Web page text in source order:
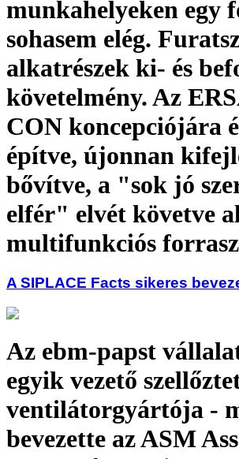
munkahelyeken egy
sohasem elég.
alkatrészek ki- és
követelmény. Az
CON koncepciójára
építve, újonnan
bővítve, a "sok jó
elfér" elvét követve
multifunkciós
A SIPLACE Facts sikeres
Az ebm-papst
egyik vezető
ventilátorgyártója -
bevezette az ASM